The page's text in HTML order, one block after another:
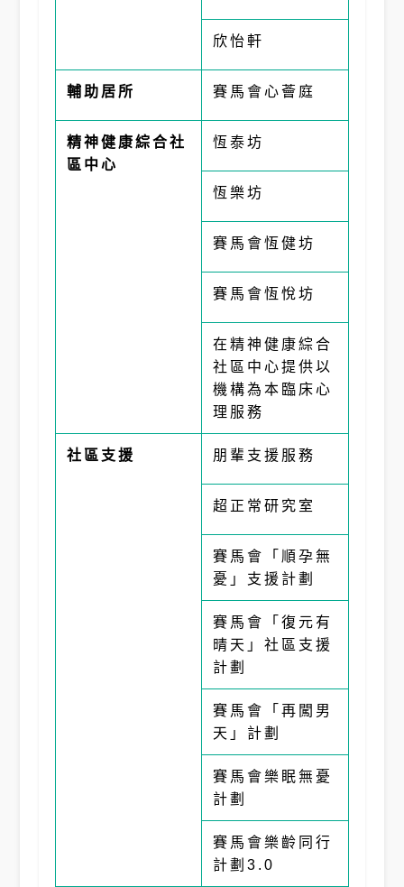
欣怡軒
輔助居所 賽馬會心薈庭
精神健康綜合社
區中心
恆泰坊
恆樂坊
賽馬會恆健坊
賽馬會恆悅坊
在精神健康綜合
社區中心提供以
機構為本臨床心
理服務
社區支援 朋輩支援服務
超正常研究室
賽馬會「順孕無
憂」支援計劃
賽馬會「復元有
晴天」社區支援
計劃
賽馬會「再闖男
天」計劃
賽馬會樂眠無憂
計劃
賽馬會樂齡同行
計劃3.0